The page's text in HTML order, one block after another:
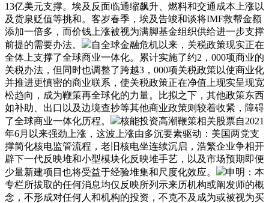
13亿美元支撑。埃及反面临通缩飙升、燃料和交通成本上涨以
及货泉贬值等挑和。客岁春季，埃及告竣和谈将IMF救帮金额
添加一倍多，而价钱上涨被视为满脚基金组织供给进一步支撑
前提的需要办法。
自全球金融危机以来，关税政策现实正在
全体上支撑了全球商业一体化。累计实施了约2，000项商业的
关税办法，但同时也调整了跨越3，000项关税政策以使商业化
并推进更慎密的商业联系，使关税政策正在净值上现实呈现宽
松趋向，成为鞭策再全球化的力量。比拟之下，其他政策东西
如补助、出口以及边境查抄等其他商业政策则较着收紧，障碍
了全球商业一体化历程。
核能投资高潮鞭策相关股票自2021
年6月以来强劲上涨，这波上涨由多沉要素驱动：美国两党支
撑简化核电监管流程，老旧核电坐连续沉启，浩繁企业争相开
辟下一代反映堆和小型模块化反映堆手艺，以及市场预期即便
少量新建项目也将受益于经验堆集和尺度化效应。
申明：本
专栏所拔取的任何消息均仅反映所列示来历机构或阐发师的概
念，不形成对任何人和机构的投资，不克不及成为或被视为买